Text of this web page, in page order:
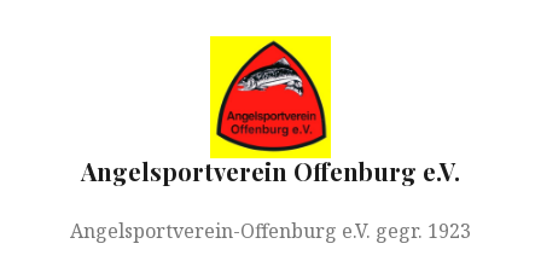
Angelsportverein Offenburg e.V.
Angelsportverein-Offenburg e.V. gegr. 1923